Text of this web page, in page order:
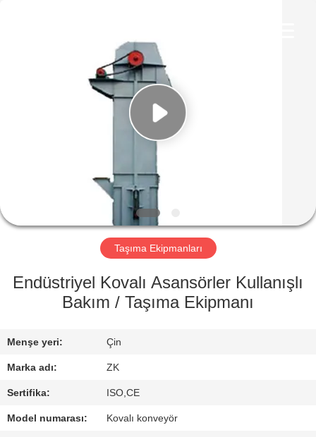
SG
GÖSTERISI
HAKKIMIZDA
TURU
KALITE
KONTROL
Taşıma Ekipmanları
Endüstriyel Kovalı Asansörler Kullanışlı
Bakım / Taşıma Ekipmanı
Menşe yeri: Çin
Marka adı: ZK
Sertifika: ISO,CE
Model numarası: Kovalı konveyör